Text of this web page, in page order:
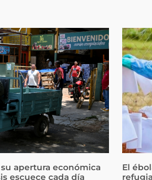
apertura económica
escuece cada día
El